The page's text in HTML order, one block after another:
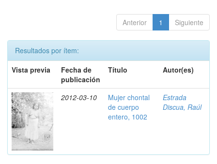
Anterior 1 Siguiente
Resultados por ítem:
Vista previa
Fecha de
publicación
Título Autor(es)
2012-03-10
Mujer chontal
de cuerpo
entero, 1002
Estrada
Discua, Raúl